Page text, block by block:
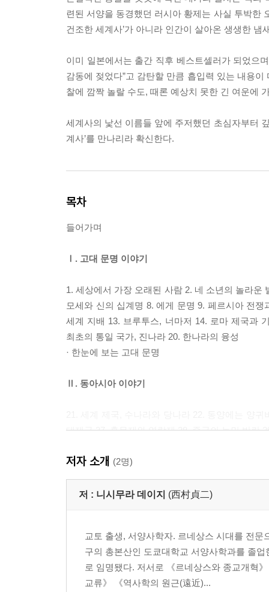
련된 서양을 동경했던 러시아 황제는 사실 투박한
건조한 세계사’가 아니라 인간이 살아온 생생한 냄
이미 일본에서는 출간 직후 베스트셀러가 되었으
감동에 젖었다”고 감탄할 만큼 흡입력 있는 내용
찰에 깜짝 놀랄 수도, 때론 예상치 못한 긴 여운에
세계사의 낯선 이름들 앞에 주저했던 초심자부터
계사’를 만나리라 확신한다.
목차
들어가며
Ⅰ. 고대 문명 이야기
1. 세상에서 가장 오래된 사람 2. 네 소년의 놀라
모세와 신의 십계명 8. 에게 문명 9. 페르시아 전
세계 지배 13. 브루투스, 너마저 14. 로마 제국과
최초의 통일 국가, 진나라 20. 한나라의 융성
· 한눈에 보는 고대 문명
Ⅱ. 동아시아 이야기
대제국 27. 홍무제와 영락제 28. 중국의 농민 반란
Ⅲ. 서남아시아 이야기
Ⅳ. 유럽이 만들어진 이야기
37. 게르만 민족의 대이동 38. 카를 대제의 대관
저자 소개 (2명)
저 : 니시무라 데이지 (西村貞二)
교토 출생, 서양사학자. 르네상스 시대를 전
구의 총본산인 도쿄대학교 서양사학과를 졸
로 임명됐다. 저서로 《르네상스와 종교개혁
교류》 《역사학의 원근(遠近)...